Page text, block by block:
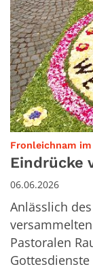
Fronleichnam
Eindrücke
06.06.2026
Anlässlich
Pastoralen